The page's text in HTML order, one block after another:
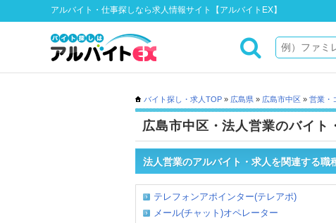
アルバイト・仕事探しなら求人情報サイト【アルバイトEX】
バイト探し・求人TOP » 広島県 » 広島市中区 » 営業・
広島市中区・法人営業のバイト
法人営業のアルバイト・求人を関連する職
テレフォンアポインター(テレアポ)
メール(チャット)オペレーター